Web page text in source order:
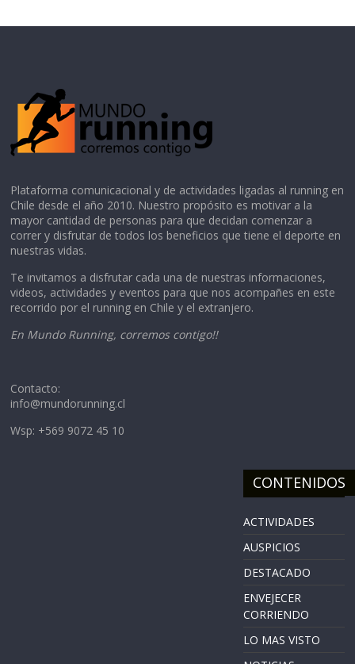
Plataforma comunicacional y de actividades ligadas al running en
Chile desde el año 2010. Nuestro propósito es motivar a la
mayor cantidad de personas para que decidan comenzar a
correr y disfrutar de todos los beneficios que tiene el deporte en
nuestras vidas.
Te invitamos a disfrutar cada una de nuestras informaciones,
videos, actividades y eventos para que nos acompañes en este
recorrido por el running en Chile y el extranjero.
En Mundo Running, corremos contigo!!
Contacto:
info@mundorunning.cl
Wsp: +569 9072 45 10
CONTENIDOS
ACTIVIDADES
AUSPICIOS
DESTACADO
ENVEJECER
CORRIENDO
LO MAS VISTO